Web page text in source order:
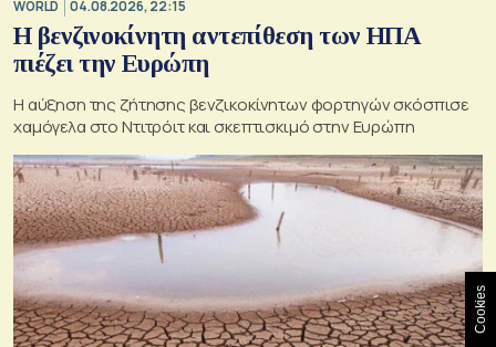
WORLD 04.08.2026, 22:15
Η βενζινοκίνητη αντεπίθεση των ΗΠΑ
πιέζει την Ευρώπη
Η αύξηση της ζήτησης βενζικοκίνητων φορτηγών σκόσπισε
χαμόγελα στο Ντιτρόιτ και σκεπτισκιμό στην Ευρώπη
Cookies